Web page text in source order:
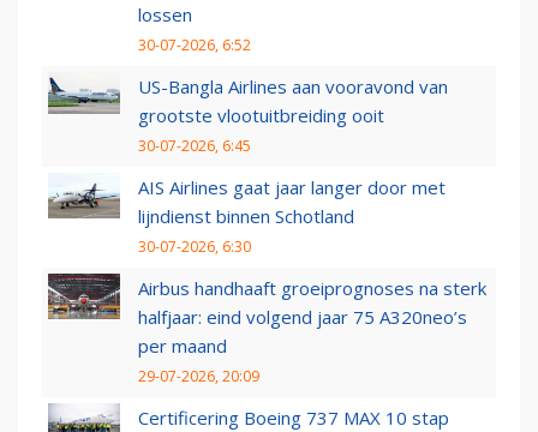
lossen
30-07-2026, 6:52
US-Bangla Airlines aan vooravond van
grootste vlootuitbreiding ooit
30-07-2026, 6:45
AIS Airlines gaat jaar langer door met
lijndienst binnen Schotland
30-07-2026, 6:30
Airbus handhaaft groeiprognoses na sterk
halfjaar: eind volgend jaar 75 A320neo’s
per maand
29-07-2026, 20:09
Certificering Boeing 737 MAX 10 stap